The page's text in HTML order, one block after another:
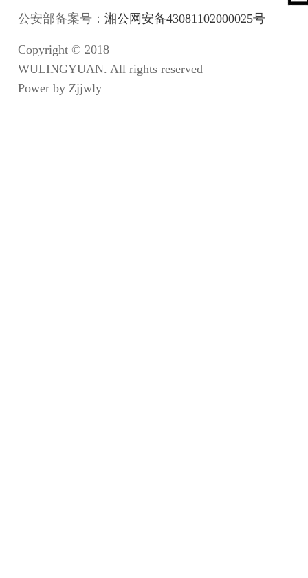
公安部备案号： 湘公网安备43081102000025号
Copyright © 2018
WULINGYUAN. All rights reserved
Power by Zjjwly